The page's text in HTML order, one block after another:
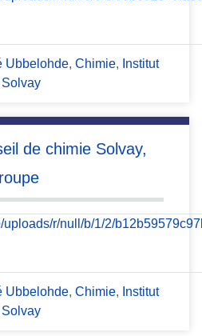
Ubbelohde, Chimie, Institut
de chimie Solvay,
Ubbelohde, Chimie, Institut